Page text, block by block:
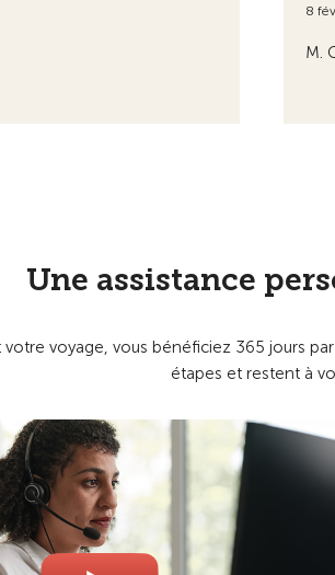
8
M.
Une assistance
votre voyage, vous bénéficiez 365 jours
étapes et restent à